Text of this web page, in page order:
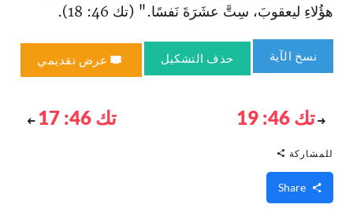
هؤُلاءِ ليعقوبَ، سِتَّ عشَرَةَ نَفسًا." (تك 46: 18).
نسخ الآية حذف التشكيل عرض تقديمي
تك 46: 19 تك 46: 17
للمشاركة